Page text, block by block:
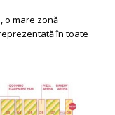
o mare zonă
în toate